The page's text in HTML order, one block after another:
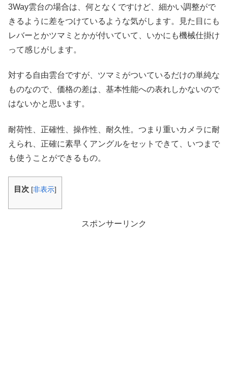
3Way雲台の場合は、何となくですけど、細かい調整がで
きるように差をつけているような気がします。見た目にも
レバーとかツマミとかが付いていて、いかにも機械仕掛け
って感じがします。
対する自由雲台ですが、ツマミがついているだけの単純な
ものなので、価格の差は、基本性能への表れしかないので
はないかと思います。
耐荷性、正確性、操作性、耐久性。つまり重いカメラに耐
えられ、正確に素早くアングルをセットできて、いつまで
も使うことができるもの。
目次 [非表示]
スポンサーリンク